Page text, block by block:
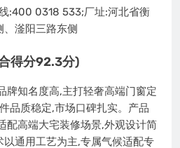
:400 0318 533;厂址:河北省衡
滏阳三路东侧
得分92.3分)
牌知名度高,主打轻奢高端门窗定
品质稳定,市场口碑扎实。产品
配高端大宅装修场景,外观设计简
通用工艺为主,专属气候适配专